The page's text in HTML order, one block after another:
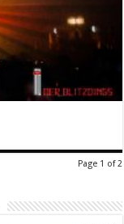
Page 1 of 2